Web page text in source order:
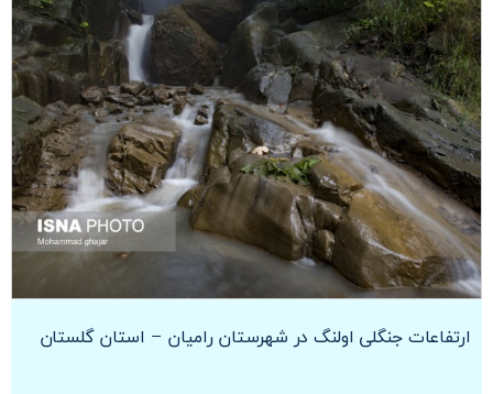
ارتفاعات جنگلی اولنگ در شهرستان رامیان – استان گلستان